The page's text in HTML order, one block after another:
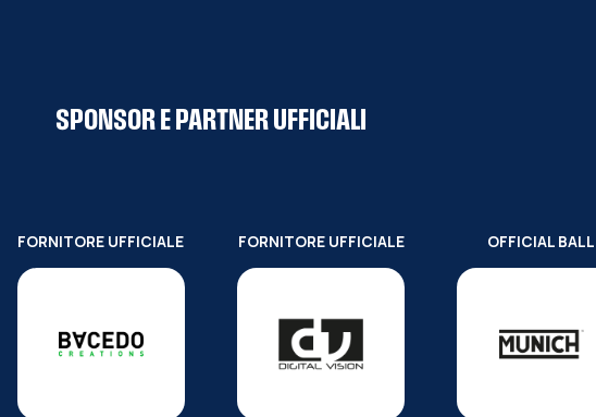
SPONSOR E PARTNER UFFICIALI
FORNITORE UFFICIALE FORNITORE UFFICIALE OFFICIAL BALL